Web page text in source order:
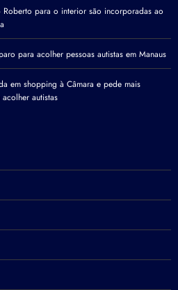
Roberto para o interior são incorporadas ao
para acolher pessoas autistas em Manaus
em shopping à Câmara e pede mais
autistas